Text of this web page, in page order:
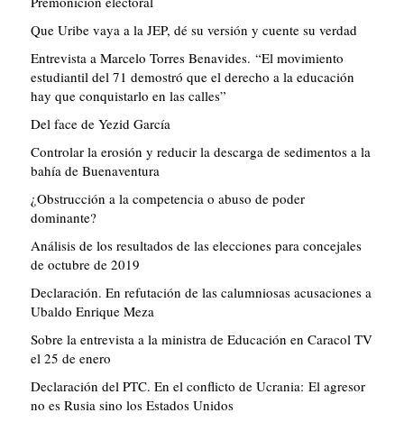
Que Uribe vaya a la JEP, dé su versión y cuente su verdad
Entrevista a Marcelo Torres Benavides. “El movimiento
estudiantil del 71 demostró que el derecho a la educación
hay que conquistarlo en las calles”
Del face de Yezid García
Controlar la erosión y reducir la descarga de sedimentos a la
bahía de Buenaventura
¿Obstrucción a la competencia o abuso de poder
dominante?
Análisis de los resultados de las elecciones para concejales
de octubre de 2019
Declaración. En refutación de las calumniosas acusaciones a
Ubaldo Enrique Meza
Sobre la entrevista a la ministra de Educación en Caracol TV
el 25 de enero
Declaración del PTC. En el conflicto de Ucrania: El agresor
no es Rusia sino los Estados Unidos